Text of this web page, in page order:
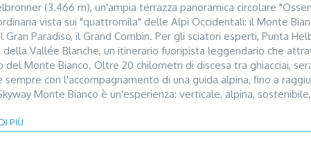
(3.466 m), un'ampia terrazza panoramica circolare
vista sui "quattromila" delle Alpi Occidentali: il Monte
Gran Paradiso, il Grand Combin. Per gli sciatori esperti, Punta
della Vallée Blanche, un itinerario fuoripista leggendario che
del Monte Bianco. Oltre 20 chilometri di discesa tra ghiacciai,
sempre con l'accompagnamento di una guida alpina, fino a
Monte Bianco è un'esperienza: verticale, alpina,
la montagna: spazi espositivi, ristoranti e bar, l'esposizione
dal 1941 ad oggi, in estate il Giardino Botanico Saussurea, la
PIÙ